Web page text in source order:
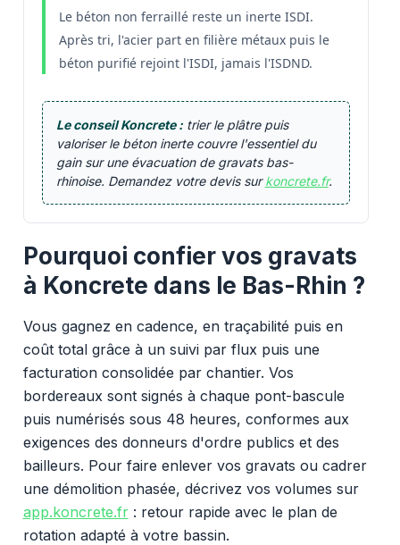
Le béton non ferraillé reste un inerte ISDI.
Après tri, l'acier part en filière métaux puis le
béton purifié rejoint l'ISDI, jamais l'ISDND.
Le conseil Koncrete :trier le plâtre puis
valoriser le béton inerte couvre l'essentiel du
gain sur une évacuation de gravats bas-
rhinoise. Demandez votre devis surkoncrete.fr.
Pourquoi confier vos gravats
à Koncrete dans le Bas-Rhin ?
Vous gagnez en cadence, en traçabilité puis en
coût total grâce à un suivi par flux puis une
facturation consolidée par chantier. Vos
bordereaux sont signés à chaque pont-bascule
puis numérisés sous 48 heures, conformes aux
exigences des donneurs d'ordre publics et des
bailleurs. Pour faire enlever vos gravats ou cadrer
une démolition phasée, décrivez vos volumes sur
app.koncrete.fr: retour rapide avec le plan de
rotation adapté à votre bassin.